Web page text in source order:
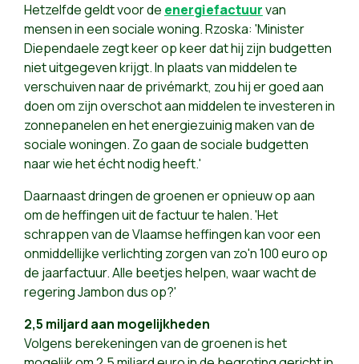
Hetzelfde geldt voor de energiefactuurvan
mensen in een sociale woning. Rzoska: 'Minister
Diependaele zegt keer op keer dat hij zijn budgetten
niet uitgegeven krijgt. In plaats van middelen te
verschuiven naar de privémarkt, zou hij er goed aan
doen om zijn overschot aan middelen te investeren in
zonnepanelen en het energiezuinig maken van de
sociale woningen. Zo gaan de sociale budgetten
naar wie het écht nodig heeft.'
Daarnaast dringen de groenen er opnieuw op aan
om de heffingen uit de factuur te halen. 'Het
schrappen van de Vlaamse heffingen kan voor een
onmiddellijke verlichting zorgen van zo'n 100 euro op
de jaarfactuur. Alle beetjes helpen, waar wacht de
regering Jambon dus op?'
2,5 miljard aan mogelijkheden
Volgens berekeningen van de groenen is het